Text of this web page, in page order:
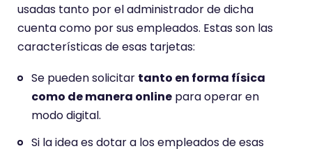
usadas tanto por el administrador de dicha
cuenta como por sus empleados. Estas son las
características de esas tarjetas:
Se pueden solicitar tanto en forma física
como de manera online para operar en
modo digital.
Si la idea es dotar a los empleados de esas